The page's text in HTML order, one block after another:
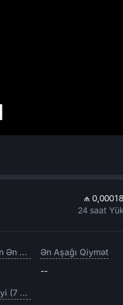
₼
24 saat
Bütün Zamanların Ən Yüksəyi
Ən Aşağı Qiymət
--
Qiymət Dəyişikliyi (7 gün)